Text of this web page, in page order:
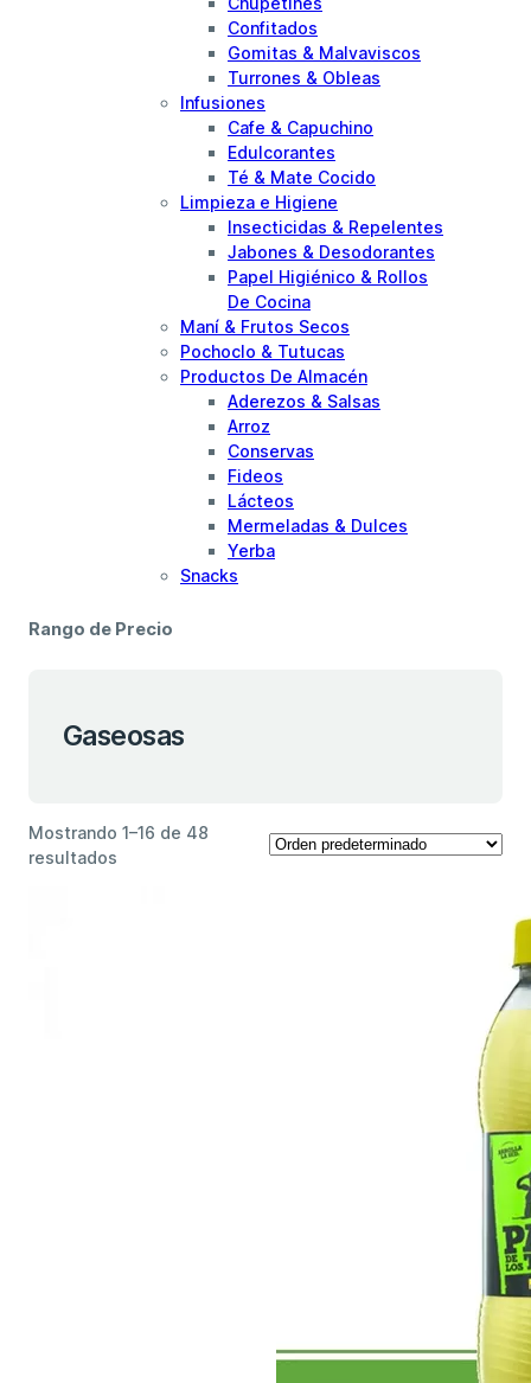
Confitados
Gomitas & Malvaviscos
Turrones & Obleas
Infusiones
Cafe & Capuchino
Edulcorantes
Té & Mate Cocido
Limpieza e Higiene
Insecticidas & Repelentes
Jabones & Desodorantes
Papel Higiénico & Rollos
De Cocina
Maní & Frutos Secos
Pochoclo & Tutucas
Productos De Almacén
Aderezos & Salsas
Arroz
Conservas
Fideos
Lácteos
Mermeladas & Dulces
Yerba
Snacks
Rango de Precio
Gaseosas
Mostrando 1–16 de 48
resultados